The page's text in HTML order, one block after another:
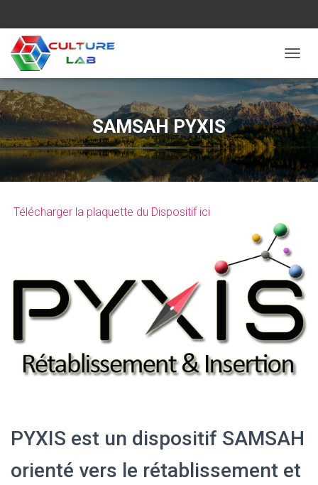
O
G
G
L
E
N
O
N
SAMSAH PYXIS
Télécharger la plaquette du Dispositif ici
PYXIS est un dispositif SAMSAH
orienté vers le rétablissement et